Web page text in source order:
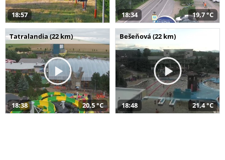
18:57 18:34 19,7 °C
Tatralandia (22 km)
18:38 20,5 °C
Bešeňová (22 km)
18:48 21,4 °C